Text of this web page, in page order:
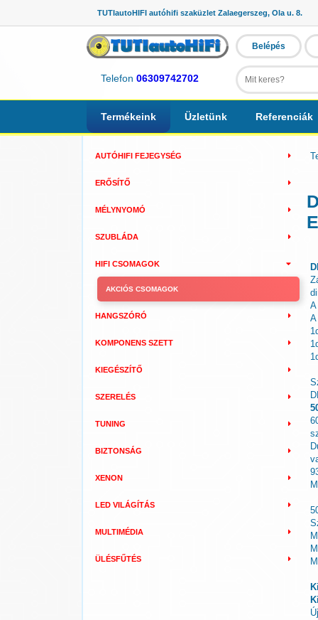
TUTIautoHIFI autóhifi szaküzlet Zalaegerszeg, Ola u. 8.
Telefon 06309742702
Belépés
Termékeink Üzletünk Referenciák
AUTÓHIFI FEJEGYSÉG
ERŐSÍTŐ
MÉLYNYOMÓ
SZUBLÁDA
HIFI CSOMAGOK
AKCIÓS CSOMAGOK
HANGSZÓRÓ
KOMPONENS SZETT
KIEGÉSZÍTŐ
SZERELÉS
TUNING
BIZTONSÁG
XENON
LED VILÁGÍTÁS
MULTIMÉDIA
ÜLÉSFŰTÉS
A